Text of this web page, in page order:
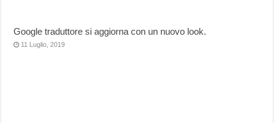
Google traduttore si aggiorna con un nuovo look.
11 Luglio, 2019